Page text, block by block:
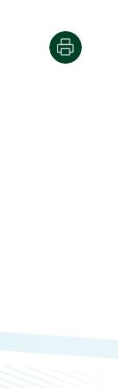
הדפסה